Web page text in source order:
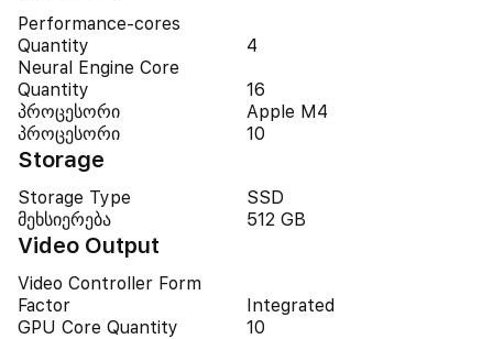
Performance-cores
Quantity
4
Neural Engine Core
Quantity
16
პროცესორი
Apple M4
პროცესორი
10
Storage
Storage Type
SSD
მეხსიერება
512 GB
Video Output
Video Controller Form
Factor
Integrated
GPU Core Quantity
10